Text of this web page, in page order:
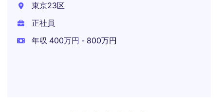
東京23区
正社員
年収 400万円 - 800万円